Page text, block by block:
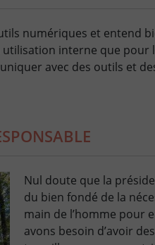
numériques et entend
interne que pour
avec des outils et
Nul doute que la
du bien fondé de la
main de l’homme pour
avons besoin d’avoir